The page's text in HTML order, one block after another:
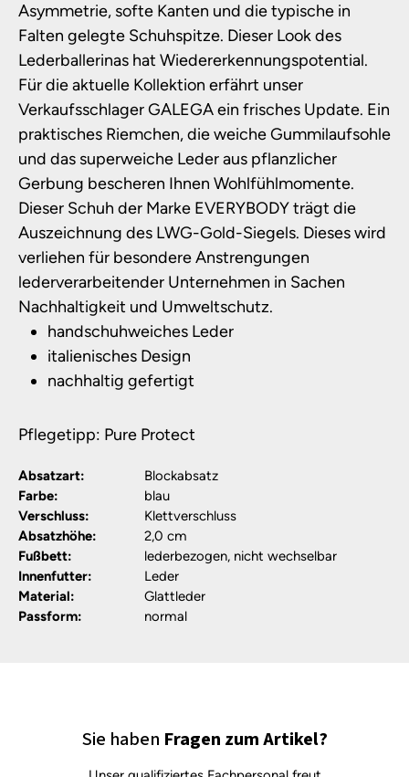
Asymmetrie, softe Kanten und die typische in
Falten gelegte Schuhspitze. Dieser Look des
Lederballerinas hat Wiedererkennungspotential.
Für die aktuelle Kollektion erfährt unser
Verkaufsschlager GALEGA ein frisches Update. Ein
praktisches Riemchen, die weiche Gummilaufsohle
und das superweiche Leder aus pflanzlicher
Gerbung bescheren Ihnen Wohlfühlmomente.
Dieser Schuh der Marke EVERYBODY trägt die
Auszeichnung des LWG-Gold-Siegels. Dieses wird
verliehen für besondere Anstrengungen
lederverarbeitender Unternehmen in Sachen
Nachhaltigkeit und Umweltschutz.
handschuhweiches Leder
italienisches Design
nachhaltig gefertigt
Pflegetipp: Pure Protect
Absatzart:
Blockabsatz
Farbe:
blau
Verschluss:
Klettverschluss
Absatzhöhe:
2,0 cm
Fußbett:
lederbezogen, nicht wechselbar
Innenfutter:
Leder
Material:
Glattleder
Passform:
normal
Sie haben Fragen zum Artikel?